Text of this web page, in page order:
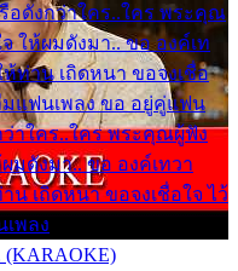
อดังกว่าใคร..ใคร พระคุณ
ให้ผมดังมา.. ขอ องค์เท
ท่าน เถิดหนา ขอจงเชื่อ
มแฟนเพลง ขอ อยู่คู่แฟน
ว่าใคร..ใคร พระคุณผู้ฟัง
มดังมา.. ขอ องค์เทวา
เถิดหนา ขอจงเชื่อใจ ไว้
พลง
(KARAOKE)